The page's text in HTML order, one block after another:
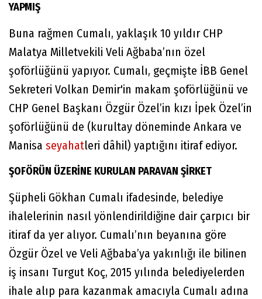
YAPMIŞ
Buna rağmen Cumalı, yaklaşık 10 yıldır CHP
Malatya Milletvekili Veli Ağbaba’nın özel
şoförlüğünü yapıyor. Cumalı, geçmişte İBB Genel
Sekreteri Volkan Demir'in makam şoförlüğünü ve
CHP Genel Başkanı Özgür Özel’in kızı İpek Özel’in
şoförlüğünü de (kurultay döneminde Ankara ve
Manisa seyahatleri dâhil) yaptığını itiraf ediyor.
ŞOFÖRÜN ÜZERİNE KURULAN PARAVAN ŞİRKET
Şüpheli Gökhan Cumalı ifadesinde, belediye
ihalelerinin nasıl yönlendirildiğine dair çarpıcı bir
itiraf da yer alıyor. Cumalı’nın beyanına göre
Özgür Özel ve Veli Ağbaba’ya yakınlığı ile bilinen
iş insanı Turgut Koç, 2015 yılında belediyelerden
ihale alıp para kazanmak amacıyla Cumalı adına